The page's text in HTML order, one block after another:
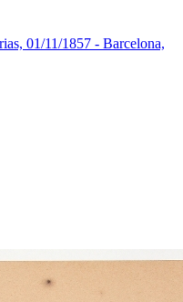
01/11/1857 - Barcelona,